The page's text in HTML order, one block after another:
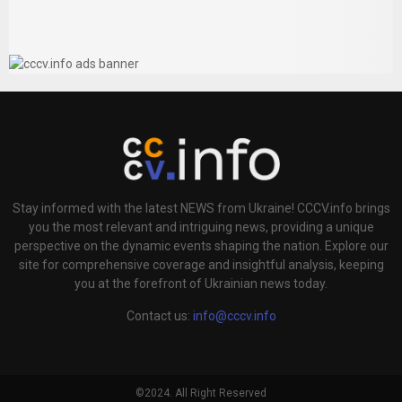
Stay informed with the latest NEWS from Ukraine! CCCV.info brings
you the most relevant and intriguing news, providing a unique
perspective on the dynamic events shaping the nation. Explore our
site for comprehensive coverage and insightful analysis, keeping
you at the forefront of Ukrainian news today.
Contact us: info@cccv.info
©2024. All Right Reserved